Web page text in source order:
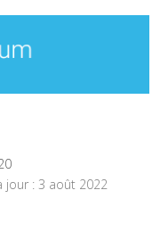
jour : 3 août 2022